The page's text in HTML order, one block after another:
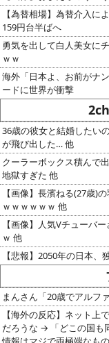
【為替相場】為替介入に
159円台半ばへ
勇気を出して白人美女に
ｗｗ
海外「日本よ、お前がナ
ードに世界が衝撃
36歳の彼女と結婚したい
が飛び出した… 他
クーラーボックス積んで
地獄すぎた 他
【画像】長濱ねる(27歳)
ｗｗｗｗｗｗ 他
【画像】人気Vチューバ
ｗ 他
【悲報】2050年の日本
まんさん「20歳でアルフ
【海外の反応】ネット上
だろうな → 「どこの国も